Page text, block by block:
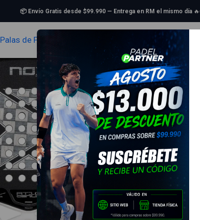
Palas de Padel Zapatillas de Padel Bolsos
📦 Envío Gratis desde $99.990 — Entrega en RM el mismo día 🔥
Inicio Palas de Padel Categoria Avanzado Pala de pádel Nox